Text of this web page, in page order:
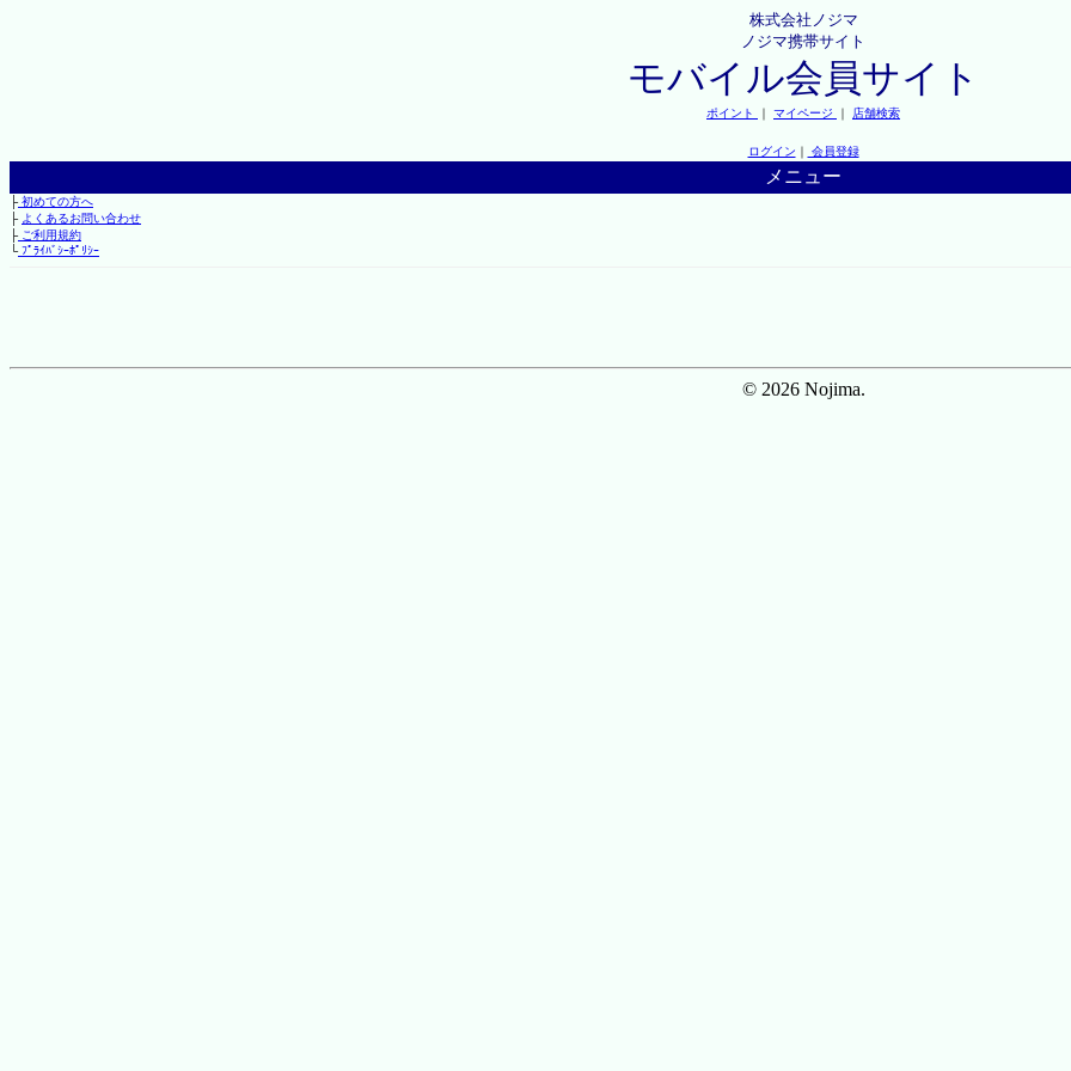
株式会社ノジマ
ノジマ携帯サイト
モバイル会員サイト
ポイント ｜ マイページ ｜ 店舗検索
ログイン ｜ 会員登録
メニュー
├初めての方へ
├ よくあるお問い合わせ
├ご利用規約
└ﾌﾟﾗｲﾊﾞｼｰﾎﾟﾘｼｰ
© 2026 Nojima.